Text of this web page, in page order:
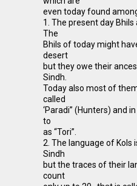
even today found
1. The present day Bhils
The
Bhils of today might
desert
but they owe their
Sindh.
Today also most of
called
‘Paradi” (Hunters) and
to
as “Tori”.
2. The language of Kols
Sindh
but the traces of their
count